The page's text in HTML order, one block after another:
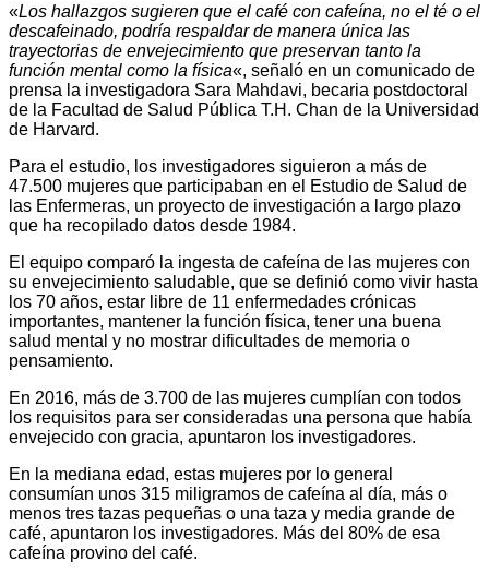
«Los hallazgos sugieren que el café con cafeína, no el té o el
descafeinado, podría respaldar de manera única las
trayectorias de envejecimiento que preservan tanto la
función mental como la física«, señaló en un comunicado de
prensa la investigadora Sara Mahdavi, becaria postdoctoral
de la Facultad de Salud Pública T.H. Chan de la Universidad
de Harvard.
Para el estudio, los investigadores siguieron a más de
47.500 mujeres que participaban en el Estudio de Salud de
las Enfermeras, un proyecto de investigación a largo plazo
que ha recopilado datos desde 1984.
El equipo comparó la ingesta de cafeína de las mujeres con
su envejecimiento saludable, que se definió como vivir hasta
los 70 años, estar libre de 11 enfermedades crónicas
importantes, mantener la función física, tener una buena
salud mental y no mostrar dificultades de memoria o
pensamiento.
En 2016, más de 3.700 de las mujeres cumplían con todos
los requisitos para ser consideradas una persona que había
envejecido con gracia, apuntaron los investigadores.
En la mediana edad, estas mujeres por lo general
consumían unos 315 miligramos de cafeína al día, más o
menos tres tazas pequeñas o una taza y media grande de
café, apuntaron los investigadores. Más del 80% de esa
cafeína provino del café.